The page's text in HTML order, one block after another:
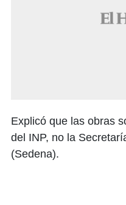
Explicó que las obras
del INP, no la
(Sedena).